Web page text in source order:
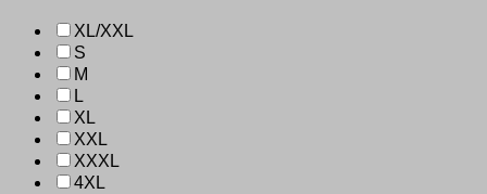
XL/XXL
S
M
L
XL
XXL
XXXL
4XL